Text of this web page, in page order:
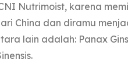
Nutrimoist, karena
China dan diramu
lain adalah: Panax